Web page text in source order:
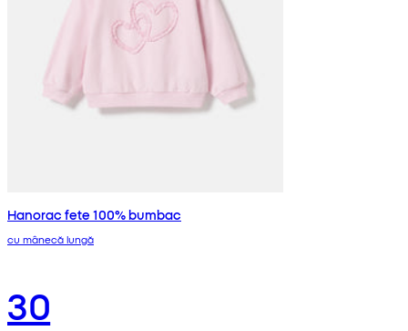
Hanorac fete 100% bumbac
cu mânecă lungă
30